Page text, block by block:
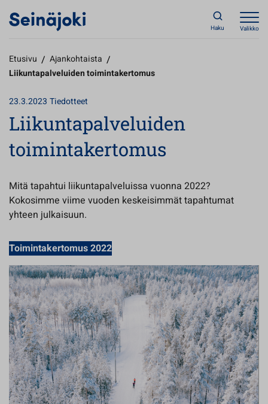
Haku Valikko
Etusivu / Ajankohtaista /
Liikuntapalveluiden toimintakertomus
23.3.2023 Tiedotteet
Liikuntapalveluiden
toimintakertomus
Mitä tapahtui liikuntapalveluissa vuonna 2022?
Kokosimme viime vuoden keskeisimmät tapahtumat
yhteen julkaisuun.
Toimintakertomus 2022